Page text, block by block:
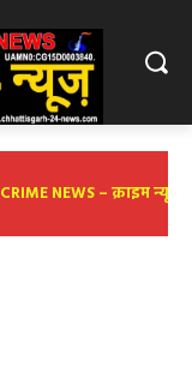
CRIME NEWS – क्राइम न्यूज़